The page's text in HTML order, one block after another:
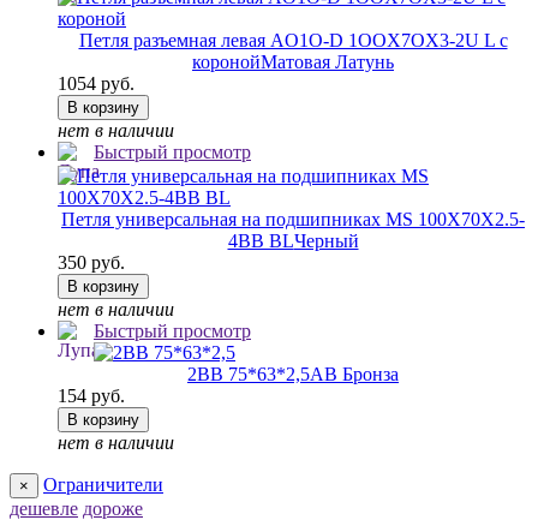
Петля разъемная левая AO1O-D 1OOX7OX3-2U L с
коронойМатовая Латунь
1054 руб.
В корзину
нет в наличии
Быстрый просмотр
Петля универсальная на подшипниках MS 100X70X2.5-
4BB BLЧерный
350 руб.
В корзину
нет в наличии
Быстрый просмотр
2ВВ 75*63*2,5AB Бронза
154 руб.
В корзину
нет в наличии
×
Ограничители
дешевле дороже